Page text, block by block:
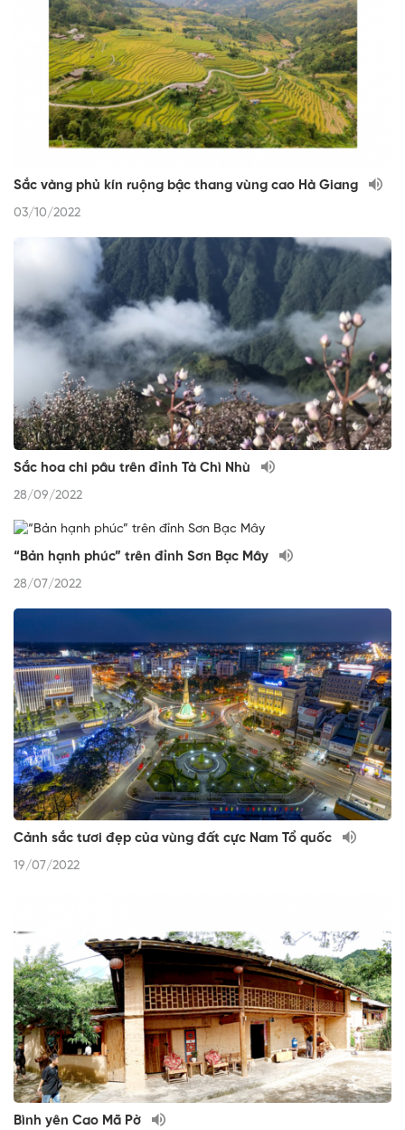
Sắc vàng phủ kín ruộng bậc thang vùng cao Hà Giang
03/10/2022
Sắc hoa chi pâu trên đỉnh Tà Chì Nhù
28/09/2022
“Bản hạnh phúc” trên đỉnh Sơn Bạc Mây
28/07/2022
Cảnh sắc tươi đẹp của vùng đất cực Nam Tổ quốc
19/07/2022
Bình yên Cao Mã Pờ